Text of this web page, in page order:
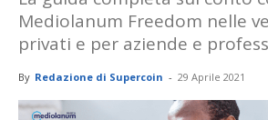
Mediolanum Freedom nelle
privati e per aziende e
By Redazione di Supercoin - 29 Aprile 2021